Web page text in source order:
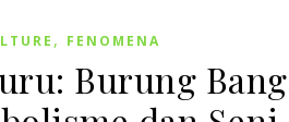
, FENOMENA
Burung